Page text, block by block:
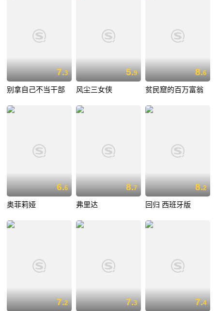
7.3
别拿自己不当干部
5.9
风尘三女侠
8.6
贫民窟的百万富翁
6.6
奥菲莉娅
8.7
弗里达
8.2
回归 西班牙版
7.2 7.3 7.4